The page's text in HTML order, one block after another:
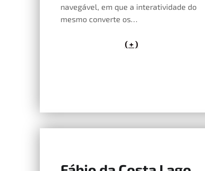
navegável, em que a interatividade do
mesmo converte os…
( + )